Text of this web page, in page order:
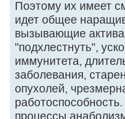
Поэтому их имеет
идет общее
вызывающие
"подхлестнуть",
иммунитета,
заболевания,
опухолей,
процессы